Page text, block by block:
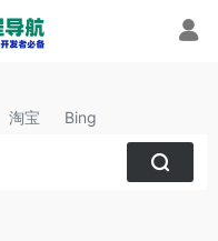
淘宝 Bing